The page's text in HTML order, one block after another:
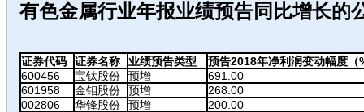
有色金属行业年报业绩预告同比增长的
证券代码 证券名称 业绩预告类型
预告2018年净利润变动幅度（
600456
宝钛股份 预增
691.00
601958
金钼股份 预增
268.00
002806
华锋股份 预增
200.00